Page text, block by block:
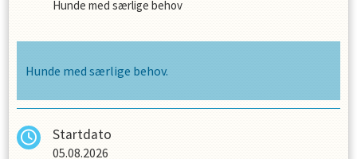
Hunde med særlige behov
Hunde med særlige behov.
Startdato
05.08.2026